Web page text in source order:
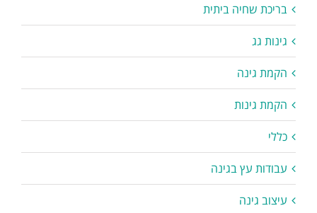
בריכת שחיה ביתית
גינות גג
הקמת גינה
הקמת גינות
כללי
עבודות עץ בגינה
עיצוב גינה